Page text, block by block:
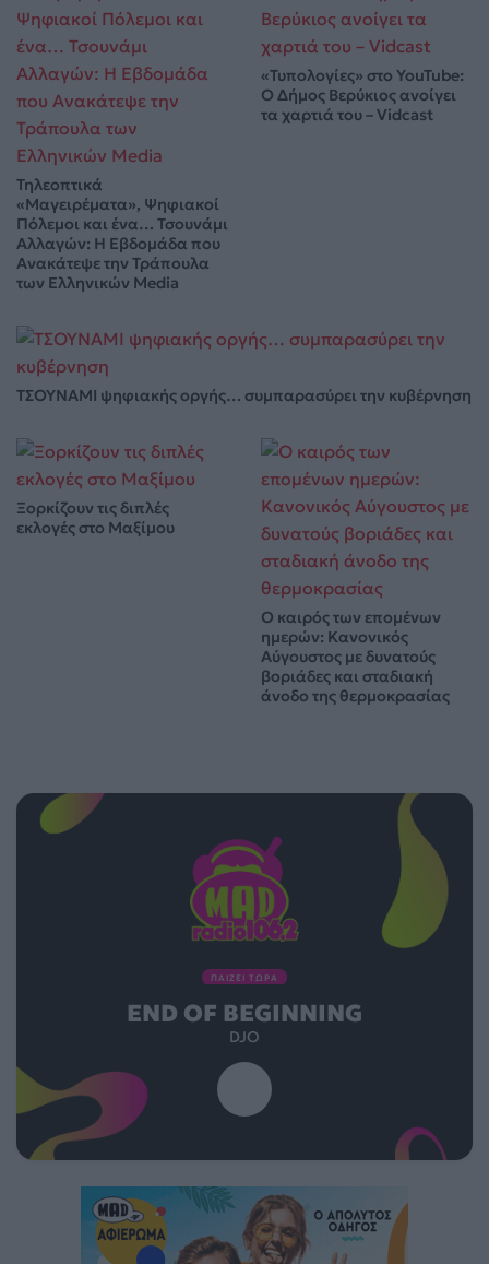
Τηλεοπτικά
«Μαγειρέματα», Ψηφιακοί
Πόλεμοι και ένα… Τσουνάμι
Αλλαγών: Η Εβδομάδα που
Ανακάτεψε την Τράπουλα
των Ελληνικών Media
«Τυπολογίες» στο YouTube:
Ο Δήμος Βερύκιος ανοίγει
τα χαρτιά του – Vidcast
ΤΣΟΥΝΑΜΙ ψηφιακής οργής… συμπαρασύρει την κυβέρνηση
Ξορκίζουν τις διπλές
εκλογές στο Μαξίμου
Ο καιρός των επομένων
ημερών: Κανονικός
Αύγουστος με δυνατούς
βοριάδες και σταδιακή
άνοδο της θερμοκρασίας
ΠΑΙΖΕΙ ΤΩΡΑ
END OF BEGINNING
DJO